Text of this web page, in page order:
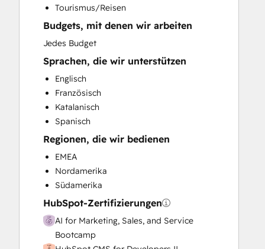
Tourismus/Reisen
Budgets, mit denen wir arbeiten
Jedes Budget
Sprachen, die wir unterstützen
Englisch
Französisch
Katalanisch
Spanisch
Regionen, die wir bedienen
EMEA
Nordamerika
Südamerika
HubSpot-Zertifizierungen
AI for Marketing, Sales, and Service
Bootcamp